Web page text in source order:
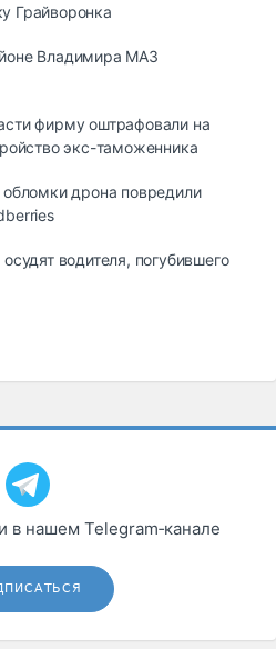
Грайворонка
Владимира МАЗ
фирму оштрафовали на
экс-таможенника
обломки дрона повредили
водителя, погубившего
в нашем Telegram‑канале